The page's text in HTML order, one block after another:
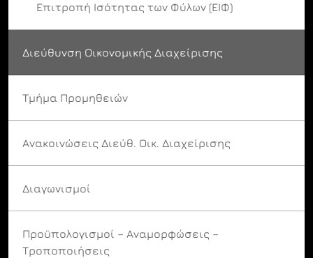
Επιτροπή Ισότητας των Φύλων (ΕΙΦ)
Διεύθυνση Οικονομικής Διαχείρισης
Τμήμα Προμηθειών
Ανακοινώσεις Διεύθ. Οικ. Διαχείρισης
Διαγωνισμοί
Προϋπολογισμοί – Αναμορφώσεις –
Τροποποιήσεις